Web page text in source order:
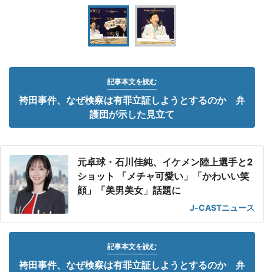
記事本文を読む
袴田事件、なぜ検察は有罪立証しようとするのか 弁
護団が示した見立て
元卓球・石川佳純、イケメン陸上選手と2
ショット 「メチャ可愛い」「かわいい笑
顔」「美男美女」話題に
J-CASTニュース
記事本文を読む
袴田事件、なぜ検察は有罪立証しようとするのか 弁